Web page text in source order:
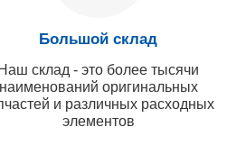
Большой склад
Наш склад - это более тысячи
наименований оригинальных
и различных расходных
элементов